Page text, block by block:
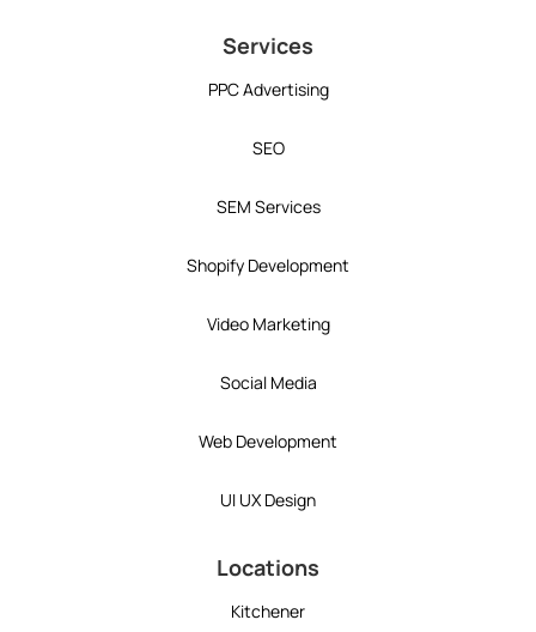
Services
PPC Advertising
SEO
SEM Services
Shopify Development
Video Marketing
Social Media
Web Development
UI UX Design
Locations
Kitchener